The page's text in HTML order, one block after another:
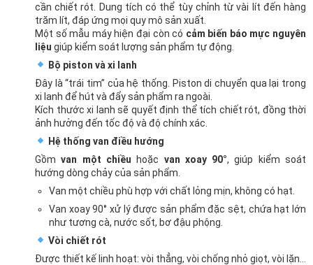
cần chiết rót. Dung tích có thể tùy chỉnh từ vài lít đến hàng
trăm lít, đáp ứng mọi quy mô sản xuất.
Một số mẫu máy hiện đại còn có cảm biến báo mực nguyên
liệu giúp kiểm soát lượng sản phẩm tự động.
Bộ piston và xi lanh
Đây là “trái tim” của hệ thống. Piston di chuyển qua lại trong
xi lanh để hút và đẩy sản phẩm ra ngoài.
Kích thước xi lanh sẽ quyết định thể tích chiết rót, đồng thời
ảnh hưởng đến tốc độ và độ chính xác.
Hệ thống van điều hướng
Gồmvan một chiều hoặc van xoay 90°, giúp kiểm soát
hướng dòng chảy của sản phẩm.
Van một chiều phù hợp với chất lỏng mịn, không có hạt.
Van xoay 90° xử lý được sản phẩm đặc sệt, chứa hạt lớn
như tương cà, nước sốt, bơ đậu phộng.
Vòi chiết rót
Được thiết kế linh hoạt: vòi thẳng, vòi chống nhỏ giọt, vòi lặn…